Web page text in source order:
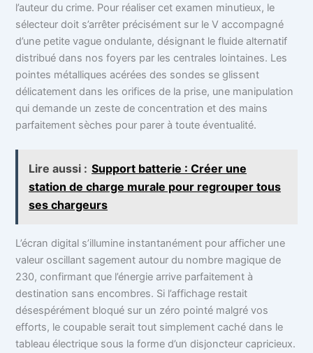
l’auteur du crime. Pour réaliser cet examen minutieux, le
sélecteur doit s’arrêter précisément sur le V accompagné
d’une petite vague ondulante, désignant le fluide alternatif
distribué dans nos foyers par les centrales lointaines. Les
pointes métalliques acérées des sondes se glissent
délicatement dans les orifices de la prise, une manipulation
qui demande un zeste de concentration et des mains
parfaitement sèches pour parer à toute éventualité.
Lire aussi : Support batterie : Créer une
station de charge murale pour regrouper tous
ses chargeurs
L’écran digital s’illumine instantanément pour afficher une
valeur oscillant sagement autour du nombre magique de
230, confirmant que l’énergie arrive parfaitement à
destination sans encombres. Si l’affichage restait
désespérément bloqué sur un zéro pointé malgré vos
efforts, le coupable serait tout simplement caché dans le
tableau électrique sous la forme d’un disjoncteur capricieux.